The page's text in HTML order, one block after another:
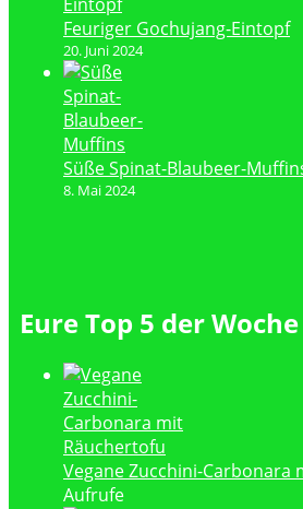
Feuriger Gochujang-Eintopf
20. Juni 2024
Süße Spinat-Blaubeer-
8. Mai 2024
Eure Top 5 der Woche
Vegane Zucchini-Carbonara
Aufrufe